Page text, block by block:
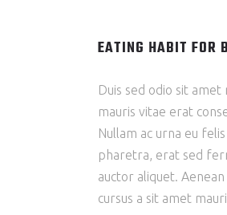
EATING HABIT FOR
Duis sed odio sit
mauris vitae erat
Nullam ac urna eu
pharetra, erat sed
auctor aliquet.
cursus a sit amet